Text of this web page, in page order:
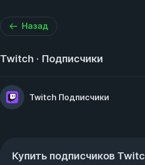
Назад
Twitch · Подписчики
Twitch Подписчики
Купить подписчиков